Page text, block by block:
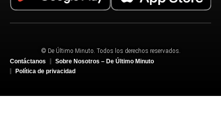
© De Último Minuto. Todos los derechos reservados.
Contáctanos
Sobre Nosotros – De Último Minuto
Política de privacidad